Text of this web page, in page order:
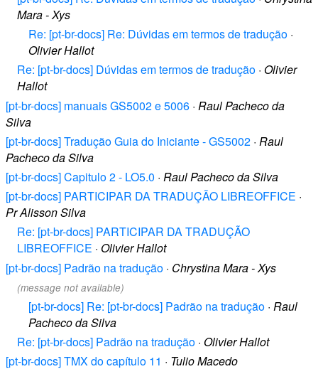
Mara - Xys
Re: [pt-br-docs] Re: Dúvidas em termos de tradução ·
Olivier Hallot
Re: [pt-br-docs] Dúvidas em termos de tradução · Olivier
Hallot
[pt-br-docs] manuais GS5002 e 5006 · Raul Pacheco da
Silva
[pt-br-docs] Tradução Guia do Iniciante - GS5002 · Raul
Pacheco da Silva
[pt-br-docs] Capitulo 2 - LO5.0 · Raul Pacheco da Silva
[pt-br-docs] PARTICIPAR DA TRADUÇÃO LIBREOFFICE ·
Pr Alisson Silva
Re: [pt-br-docs] PARTICIPAR DA TRADUÇÃO
LIBREOFFICE · Olivier Hallot
[pt-br-docs] Padrão na tradução · Chrystina Mara - Xys
(message not available)
[pt-br-docs] Re: [pt-br-docs] Padrão na tradução · Raul
Pacheco da Silva
Re: [pt-br-docs] Padrão na tradução · Olivier Hallot
[pt-br-docs] TMX do capítulo 11 · Tulio Macedo